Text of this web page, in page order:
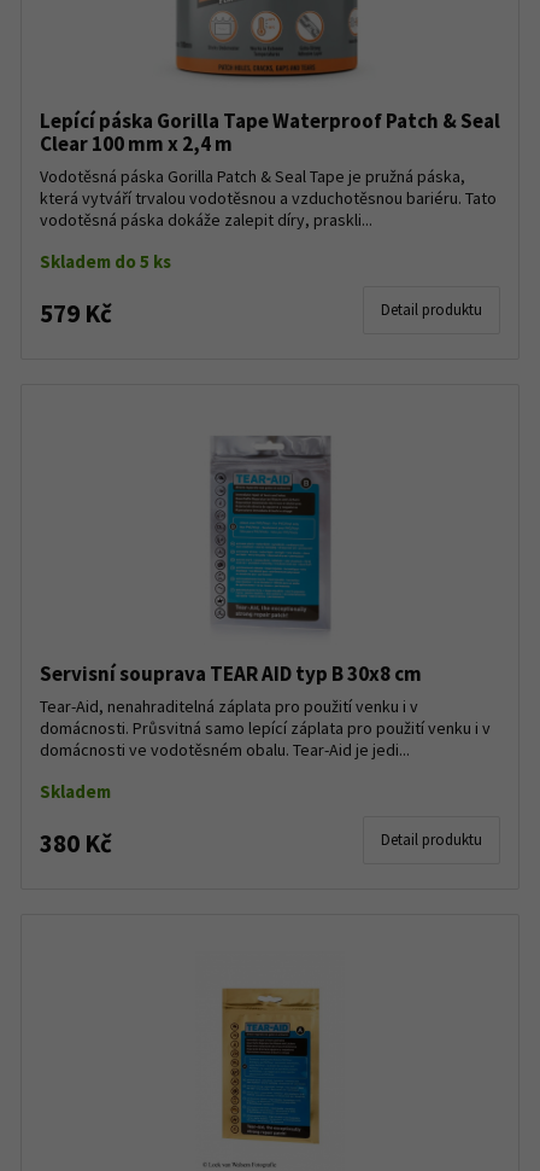
Lepící páska Gorilla Tape Waterproof Patch & Seal
Clear 100 mm x 2,4 m
Vodotěsná páska Gorilla Patch & Seal Tape je pružná páska,
která vytváří trvalou vodotěsnou a vzduchotěsnou bariéru. Tato
vodotěsná páska dokáže zalepit díry, praskli...
Skladem do 5 ks
579 Kč Detail produktu
Servisní souprava TEAR AID typ B 30x8 cm
Tear-Aid, nenahraditelná záplata pro použití venku i v
domácnosti. Průsvitná samo lepící záplata pro použití venku i v
domácnosti ve vodotěsném obalu. Tear-Aid je jedi...
Skladem
380 Kč Detail produktu